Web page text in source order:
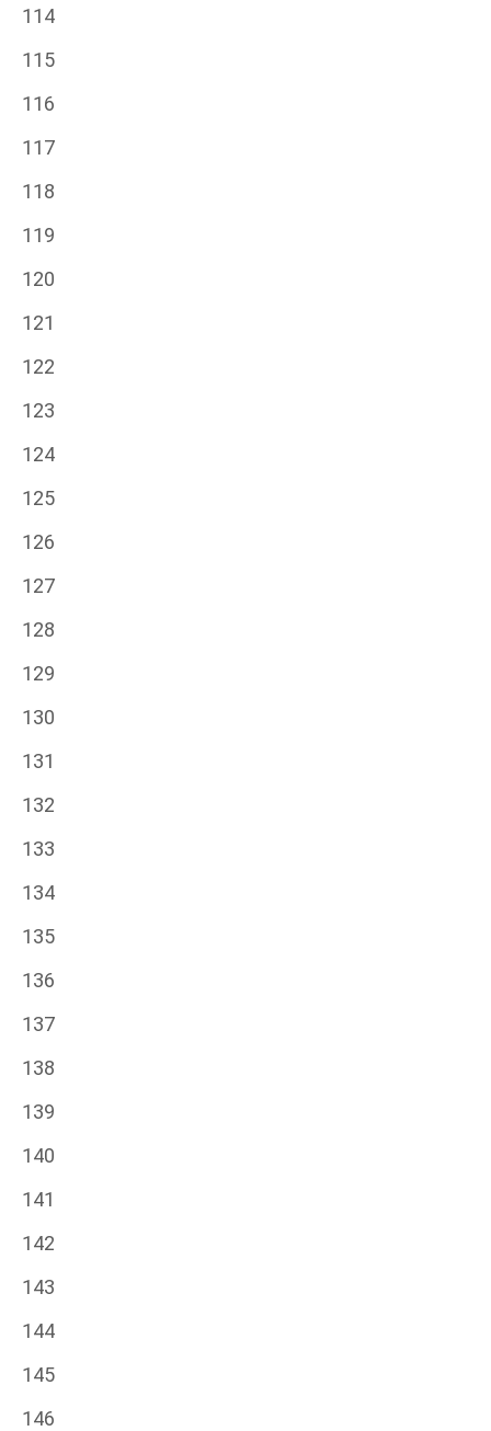
114
115
116
117
118
119
120
121
122
123
124
125
126
127
128
129
130
131
132
133
134
135
136
137
138
139
140
141
142
143
144
145
146